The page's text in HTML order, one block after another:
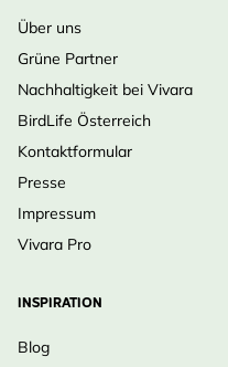
Über uns
Grüne Partner
Nachhaltigkeit bei Vivara
BirdLife Österreich
Kontaktformular
Presse
Impressum
Vivara Pro
INSPIRATION
Blog